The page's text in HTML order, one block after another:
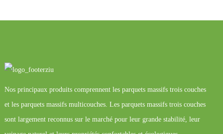
Nos principaux produits comprennent les parquets massifs trois couches
et les parquets massifs multicouches. Les parquets massifs trois couches
sont largement reconnus sur le marché pour leur grande stabilité, leur